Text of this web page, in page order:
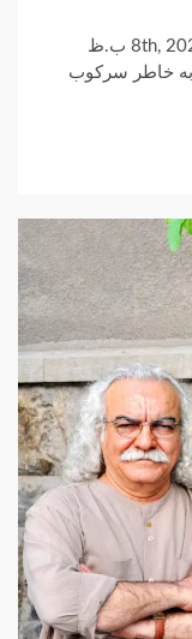
Recently updated on نوامبر 8th, 2025 at 10:30 ب.ظ
را به ‌خاطر سرکوب